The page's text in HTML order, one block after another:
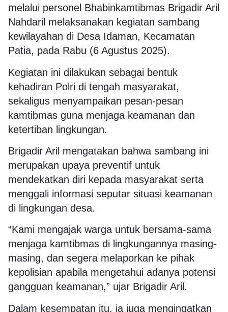
melalui personel Bhabinkamtibmas Brigadir Aril
Nahdaril melaksanakan kegiatan sambang
kewilayahan di Desa Idaman, Kecamatan
Patia, pada Rabu (6 Agustus 2025).
Kegiatan ini dilakukan sebagai bentuk
kehadiran Polri di tengah masyarakat,
sekaligus menyampaikan pesan-pesan
kamtibmas guna menjaga keamanan dan
ketertiban lingkungan.
Brigadir Aril mengatakan bahwa sambang ini
merupakan upaya preventif untuk
mendekatkan diri kepada masyarakat serta
menggali informasi seputar situasi keamanan
di lingkungan desa.
“Kami mengajak warga untuk bersama-sama
menjaga kamtibmas di lingkungannya masing-
masing, dan segera melaporkan ke pihak
kepolisian apabila mengetahui adanya potensi
gangguan keamanan,” ujar Brigadir Aril.
Dalam kesempatan itu, ia juga mengingatkan